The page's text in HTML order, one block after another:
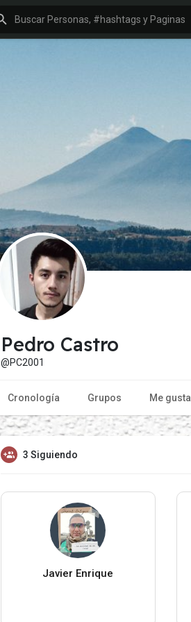
Pedro Castro
@PC2001
Cronología Grupos Me gusta
3 Siguiendo
Javier Enrique